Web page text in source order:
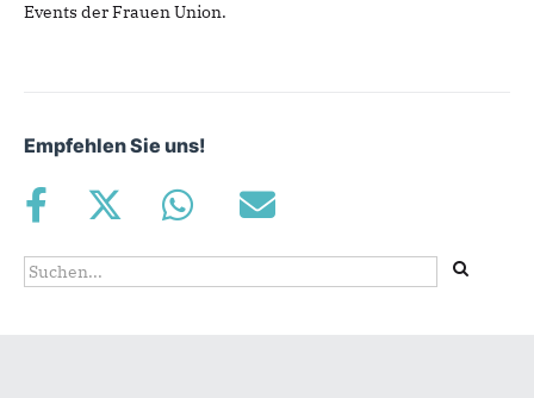
Events der Frauen Union.
Empfehlen Sie uns!
Suchformular
Suche